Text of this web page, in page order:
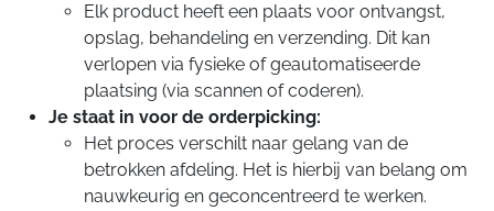
Elk product heeft een plaats voor ontvangst,
opslag, behandeling en verzending. Dit kan
verlopen via fysieke of geautomatiseerde
plaatsing (via scannen of coderen).
Je staat in voor de orderpicking:
Het proces verschilt naar gelang van de
betrokken afdeling. Het is hierbij van belang om
nauwkeurig en geconcentreerd te werken.